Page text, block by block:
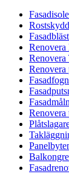
Renovera
Renovera
Renovera
Renovera